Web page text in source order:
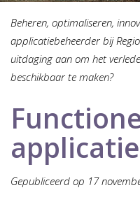
Beheren, optimaliseren,
applicatiebeheerder bij
uitdaging aan om het
beschikbaar te maken?
Gepubliceerd op 17